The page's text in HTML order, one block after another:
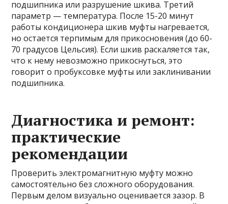
подшипника или разрушение шкива. Третий
параметр — температура. После 15-20 минут
работы кондиционера шкив муфты нагревается,
но остается терпимым для прикосновения (до 60-
70 градусов Цельсия). Если шкив раскаляется так,
что к нему невозможно прикоснуться, это
говорит о пробуксовке муфты или заклинивании
подшипника.
Диагностика и ремонт:
практические
рекомендации
Проверить электромагнитную муфту можно
самостоятельно без сложного оборудования.
Первым делом визуально оценивается зазор. В